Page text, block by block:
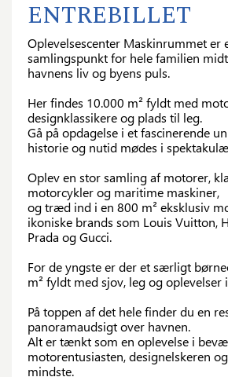
ENTREBILLET
Oplevelsescenter Maskinrummet er
samlingspunkt for hele familien
havnens liv og byens puls.
Her findes 10.000 m² fyldt med
designklassikere og plads til leg.
Gå på opdagelse i et fascinerende
historie og nutid mødes i
Oplev en stor samling af motorer,
motorcykler og maritime maskiner,
og træd ind i en 800 m² eksklusiv
ikoniske brands som Louis Vuitton,
Prada og Gucci.
For de yngste er der et særligt
m² fyldt med sjov, leg og oplevelser
På toppen af det hele finder du en
panoramaudsigt over havnen.
Alt er tænkt som en oplevelse i
motorentusiasten, designelskeren
mindste.